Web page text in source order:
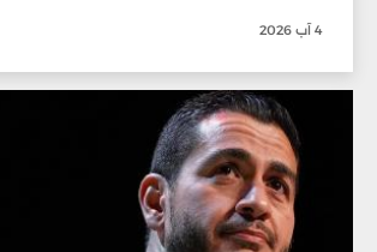
4 آب 2026